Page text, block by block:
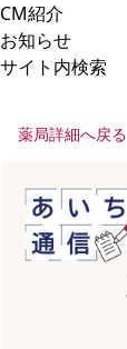
CM紹介
お知らせ
サイト内検索
薬局詳細へ戻る